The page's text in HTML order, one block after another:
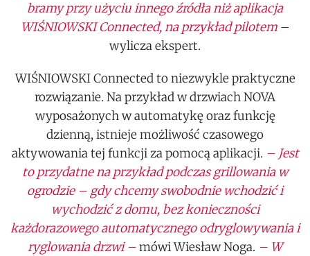
bramy przy użyciu innego źródła niż aplikacja
WIŚNIOWSKI Connected, na przykład pilotem–
wylicza ekspert.
WIŚNIOWSKI Connected to niezwykle praktyczne
rozwiązanie. Na przykład w drzwiach NOVA
wyposażonych w automatykę oraz funkcję
dzienną, istnieje możliwość czasowego
aktywowania tej funkcji za pomocą aplikacji. – Jest
to przydatne na przykład podczas grillowania w
ogrodzie – gdy chcemy swobodnie wchodzić i
wychodzić z domu, bez konieczności
każdorazowego automatycznego odryglowywania i
ryglowania drzwi –mówi Wiesław Noga. – W